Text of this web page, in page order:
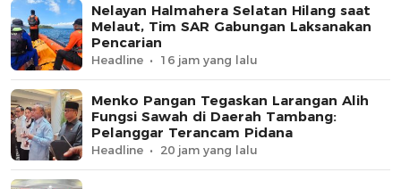
Nelayan Halmahera Selatan Hilang saat
Melaut, Tim SAR Gabungan Laksanakan
Pencarian
Headline 16 jam yang lalu
Menko Pangan Tegaskan Larangan Alih
Fungsi Sawah di Daerah Tambang:
Pelanggar Terancam Pidana
Headline 20 jam yang lalu